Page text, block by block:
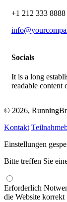
+1 212 333 8888
Socials
It is a long
readable content
© 2026,
Kontakt
Einstellungen
Bitte treffen Sie
Erforderlich
die Website